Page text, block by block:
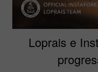
Loprais e